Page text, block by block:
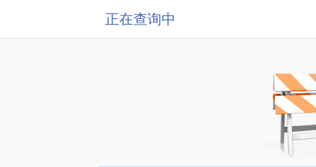
正在查询中